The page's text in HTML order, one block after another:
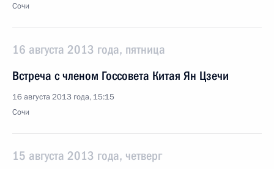
Сочи
16 августа 2013 года, пятница
Встреча с членом Госсовета Китая Ян Цзечи
16 августа 2013 года, 15:15
Сочи
15 августа 2013 года, четверг